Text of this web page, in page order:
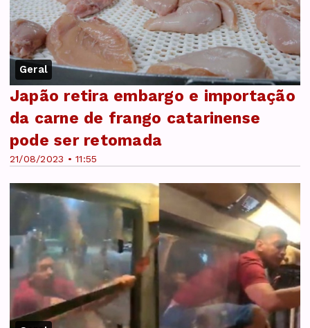
Geral
21/08/2023 • 11:55
Japão retira embargo e importação
da carne de frango catarinense
pode ser retomada